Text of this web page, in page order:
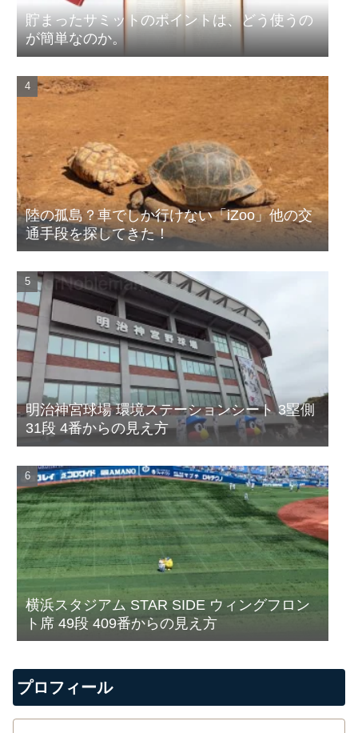
貯まったサミットのポイントは、どう使うの
が簡単なのか。
陸の孤島？車でしか行けない「iZoo」他の交
通手段を探してきた！
明治神宮球場 環境ステーションシート 3塁側
31段 4番からの見え方
横浜スタジアム STAR SIDE ウィングフロン
ト席 49段 409番からの見え方
プロフィール